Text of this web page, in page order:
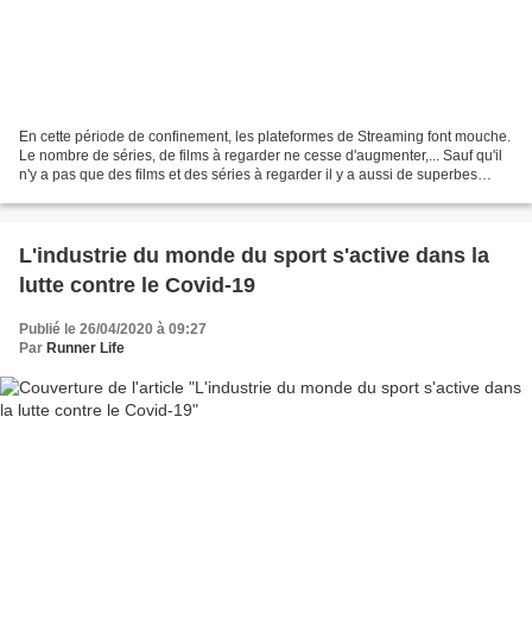
En cette période de confinement, les plateformes de Streaming font mouche.
Le nombre de séries, de films à regarder ne cesse d'augmenter,... Sauf qu'il
n'y a pas que des films et des séries à regarder il y a aussi de superbes
L'industrie du monde du sport s'active dans la
lutte contre le Covid-19
Publié le 26/04/2020 à 09:27
Par Runner Life